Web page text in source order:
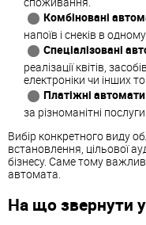
Комбіновані
напоїв і снеків в
Спеціалізовані
реалізації квітів,
електроніки чи інших
Платіжні
за різноманітні послуги.
Вибір конкретного виду
встановлення, цільової
бізнесу. Саме тому
автомата.
На що звернути